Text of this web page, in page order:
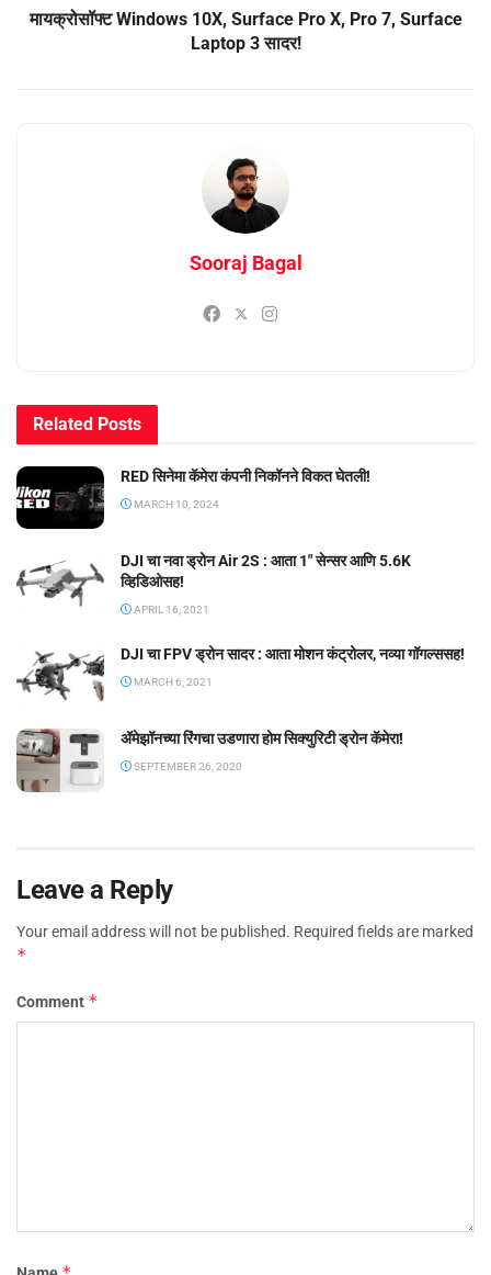
मायक्रोसॉफ्ट Windows 10X, Surface Pro X, Pro 7, Surface
Laptop 3 सादर!
Sooraj Bagal
Related Posts
RED सिनेमा कॅमेरा कंपनी निकॉनने विकत घेतली!
MARCH 10, 2024
DJI चा नवा ड्रोन Air 2S : आता 1″ सेन्सर आणि 5.6K
व्हिडिओसह!
APRIL 16, 2021
DJI चा FPV ड्रोन सादर : आता मोशन कंट्रोलर, नव्या गॉगल्ससह!
MARCH 6, 2021
ॲमेझॉनच्या रिंगचा उडणारा होम सिक्युरिटी ड्रोन कॅमेरा!
SEPTEMBER 26, 2020
Leave a Reply
Your email address will not be published. Required fields are marked
*
Comment *